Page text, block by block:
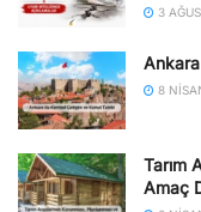
3
8
Tarım
Amaç